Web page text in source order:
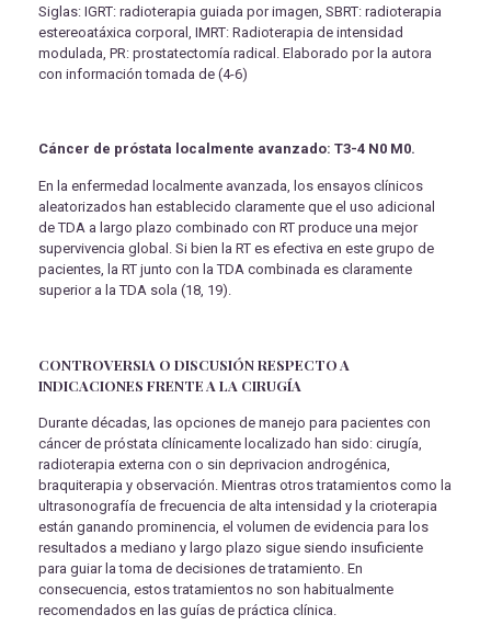
Siglas: IGRT: radioterapia guiada por imagen, SBRT: radioterapia
estereoatáxica corporal, IMRT: Radioterapia de intensidad
modulada, PR: prostatectomía radical. Elaborado por la autora
con información tomada de (4-6)
Cáncer de próstata localmente avanzado: T3-4 N0 M0.
En la enfermedad localmente avanzada, los ensayos clínicos
aleatorizados han establecido claramente que el uso adicional
de TDA a largo plazo combinado con RT produce una mejor
supervivencia global. Si bien la RT es efectiva en este grupo de
pacientes, la RT junto con la TDA combinada es claramente
superior a la TDA sola (18, 19).
CONTROVERSIA O DISCUSIÓN RESPECTO A
INDICACIONES FRENTE A LA CIRUGÍA
Durante décadas, las opciones de manejo para pacientes con
cáncer de próstata clínicamente localizado han sido: cirugía,
radioterapia externa con o sin deprivacion androgénica,
braquiterapia y observación. Mientras otros tratamientos como la
ultrasonografía de frecuencia de alta intensidad y la crioterapia
están ganando prominencia, el volumen de evidencia para los
resultados a mediano y largo plazo sigue siendo insuficiente
para guiar la toma de decisiones de tratamiento. En
consecuencia, estos tratamientos no son habitualmente
recomendados en las guías de práctica clínica.